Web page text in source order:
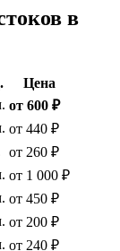
в
Цена
от 600 ₽
от 440 ₽
от 260 ₽
от 1 000 ₽
от 450 ₽
от 200 ₽
от 240 ₽